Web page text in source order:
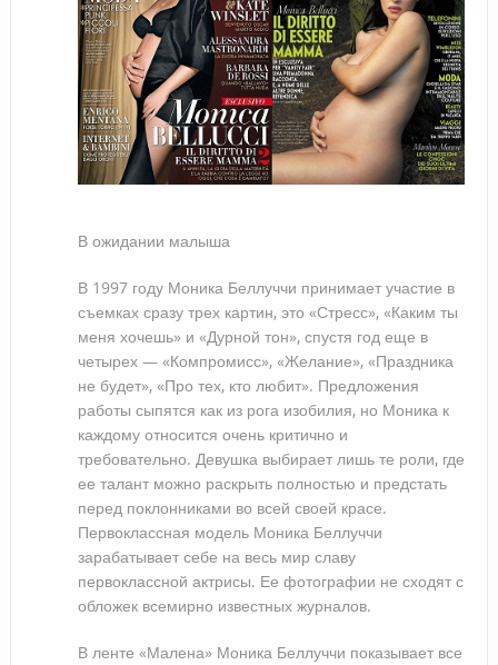
В ожидании малыша
В 1997 году Моника Беллуччи принимает участие в
съемках сразу трех картин, это «Стресс», «Каким ты
меня хочешь» и «Дурной тон», спустя год еще в
четырех — «Компромисс», «Желание», «Праздника
не будет», «Про тех, кто любит». Предложения
работы сыпятся как из рога изобилия, но Моника к
каждому относится очень критично и
требовательно. Девушка выбирает лишь те роли, где
ее талант можно раскрыть полностью и предстать
перед поклонниками во всей своей красе.
Первоклассная модель Моника Беллуччи
зарабатывает себе на весь мир славу
первоклассной актрисы. Ее фотографии не сходят с
обложек всемирно известных журналов.
В ленте «Малена» Моника Беллуччи показывает все